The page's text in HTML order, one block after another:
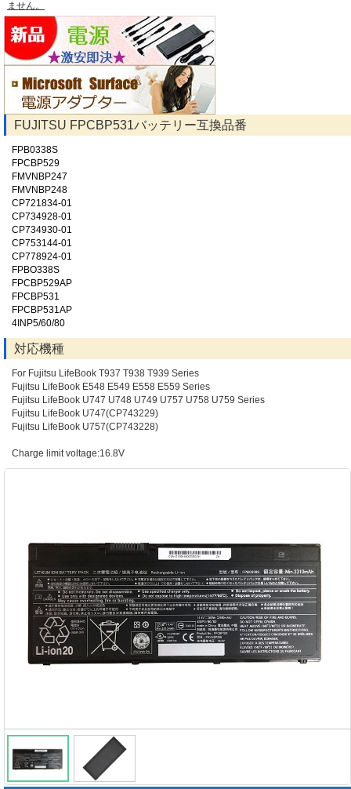
ません。
FUJITSU FPCBP531バッテリー互換品番
FPB0338S
FPCBP529
FMVNBP247
FMVNBP248
CP721834-01
CP734928-01
CP734930-01
CP753144-01
CP778924-01
FPBO338S
FPCBP529AP
FPCBP531
FPCBP531AP
4INP5/60/80
対応機種
For Fujitsu LifeBook T937 T938 T939 Series
Fujitsu LifeBook E548 E549 E558 E559 Series
Fujitsu LifeBook U747 U748 U749 U757 U758 U759 Series
Fujitsu LifeBook U747(CP743229)
Fujitsu LifeBook U757(CP743228)
Charge limit voltage:16.8V